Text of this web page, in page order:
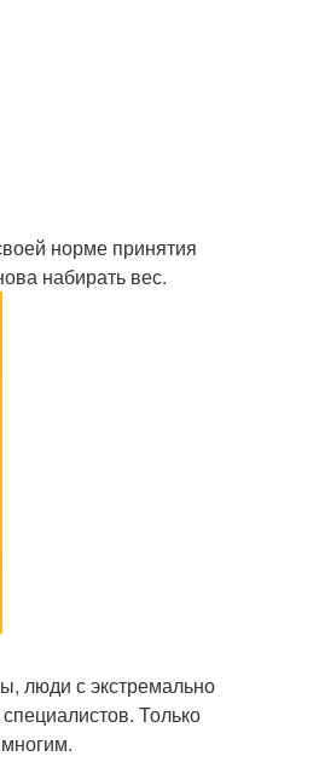
норме принятия
набирать вес.
люди с экстремально
Только